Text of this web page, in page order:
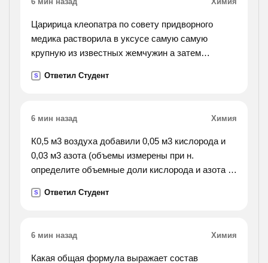
Царирица клеопатра по совету придворного
медика растворила в уксусе самую самую
крупную из известных жемчужин а затем
времени какую реакцию осуществила клеопатра
S Ответил Студент
6 мин назад Химия
К0,5 м3 воздуха добавили 0,05 м3 кислорода и
0,03 м3 азота (объемы измерены при н.
определите объемные доли кислорода и азота в
S Ответил Студент
6 мин назад Химия
Какая общая формула выражает состав